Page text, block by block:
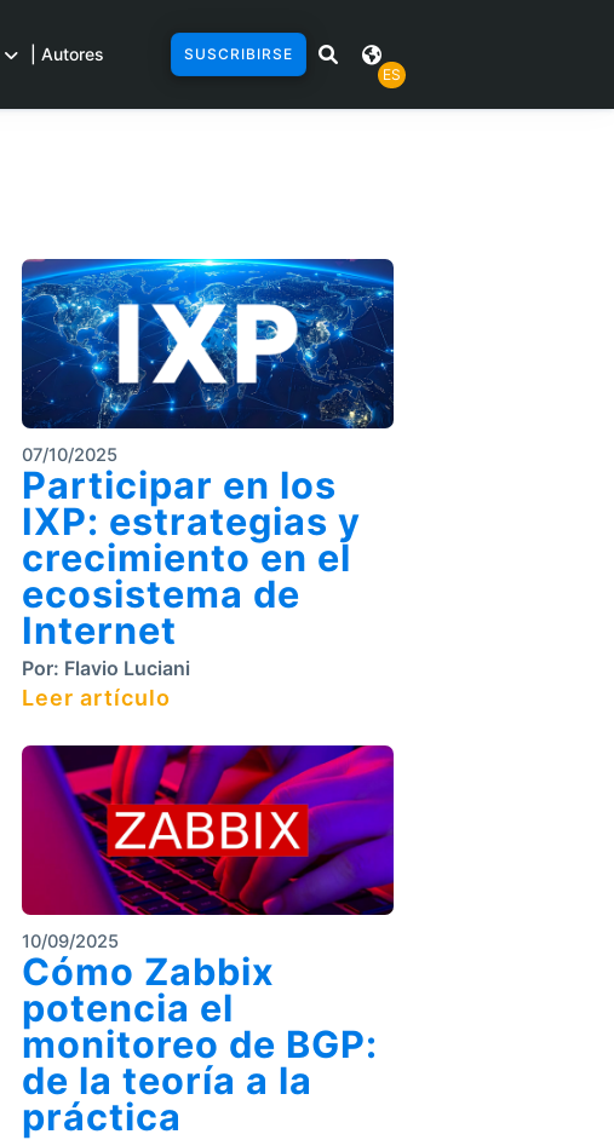
| Autores
SUSCRIBIRSE
ES
07/10/2025
Participar en los
IXP: estrategias y
crecimiento en el
ecosistema de
Internet
Por: Flavio Luciani
Leer artículo
10/09/2025
Cómo Zabbix
potencia el
monitoreo de BGP:
de la teoría a la
práctica